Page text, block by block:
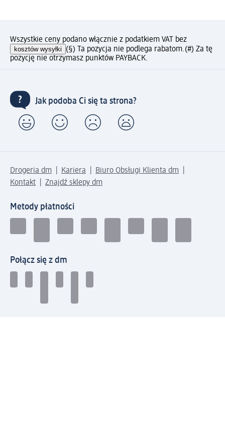
Wszystkie ceny podano włącznie z podatkiem VAT bez
kosztów wysyłki (§) Ta pozycja nie podlega rabatom.(#) Za tę
pozycję nie otrzymasz punktów PAYBACK.
Jak podoba Ci się ta strona?
Drogeria dm Kariera
Biuro Obsługi Klienta dm
Kontakt
Znajdź sklepy dm
Metody płatności
Połącz się z dm